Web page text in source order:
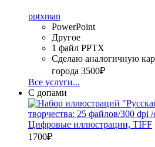
pptxman
PowerPoint
Другое
1 файл PPTX
Сделаю аналогичную
города 3500₽
Все услуги...
С допами
1700₽